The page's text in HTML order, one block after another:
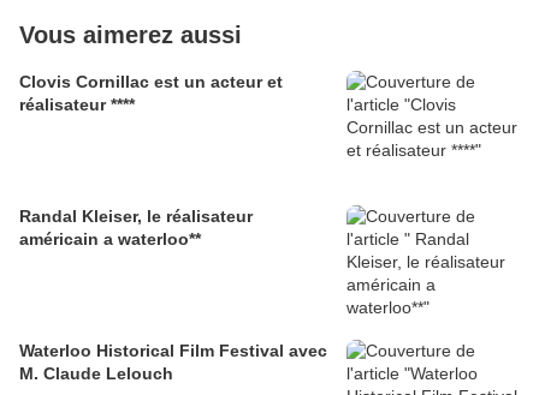
Vous aimerez aussi
Clovis Cornillac est un acteur et
réalisateur ****
Randal Kleiser, le réalisateur
américain a waterloo**
Waterloo Historical Film Festival avec
M. Claude Lelouch